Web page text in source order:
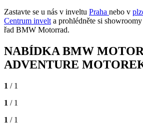
Zastavte se u nás v inveltu Praha nebo v
Centrum invelt a prohlédněte si
řad BMW Motorrad.
NABÍDKA BMW
ADVENTURE
1 / 1
1 / 1
1 / 1